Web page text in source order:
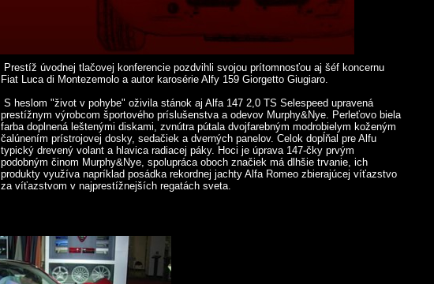
Prestíž úvodnej tlačovej konferencie pozdvihli svojou prítomnosťou aj šéf koncernu
Fiat Luca di Montezemolo a autor karosérie Alfy 159 Giorgetto Giugiaro.
S heslom "život v pohybe" oživila stánok aj Alfa 147 2,0 TS Selespeed upravená
prestížnym výrobcom športového príslušenstva a odevov Murphy&Nye. Perleťovo biela
farba doplnená leštenými diskami, zvnútra pútala dvojfarebným modrobielym koženým
čalúnením prístrojovej dosky, sedačiek a dverných panelov. Celok dopĺňal pre Alfu
typický drevený volant a hlavica radiacej páky. Hoci je úprava 147-čky prvým
podobným činom Murphy&Nye, spolupráca oboch značiek má dlhšie trvanie, ich
produkty využíva napríklad posádka rekordnej jachty Alfa Romeo zbierajúcej víťazstvo
za víťazstvom v najprestížnejších regatách sveta.